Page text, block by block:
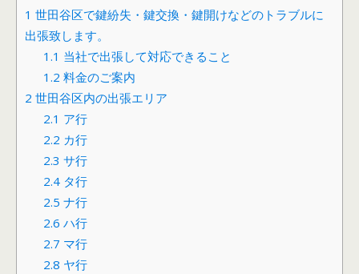
1 世田谷区で鍵紛失・鍵交換・鍵開けなどのトラブルに
出張致します。
1.1 当社で出張して対応できること
1.2 料金のご案内
2 世田谷区内の出張エリア
2.1 ア行
2.2 カ行
2.3 サ行
2.4タ行
2.5 ナ行
2.6 ハ行
2.7 マ行
2.8 ヤ行